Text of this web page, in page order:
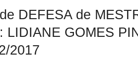
DEFESA de
LIDIANE GOMES
2017